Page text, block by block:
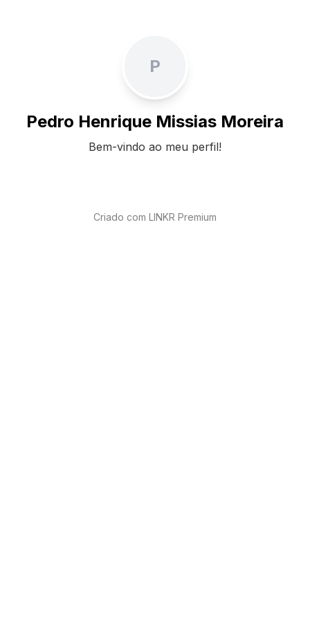
P
Pedro Henrique Missias Moreira
Bem-vindo ao meu perfil!
Criado com LINKR Premium